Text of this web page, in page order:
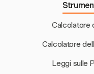
Calcolatore
Calcolatore
Leggi sulle